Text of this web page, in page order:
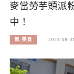
麥當勞芋頭派
中！
凱-美食 2023-08-31